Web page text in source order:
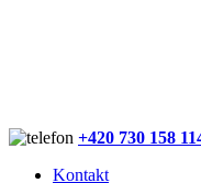
+420 730 158
Kontakt